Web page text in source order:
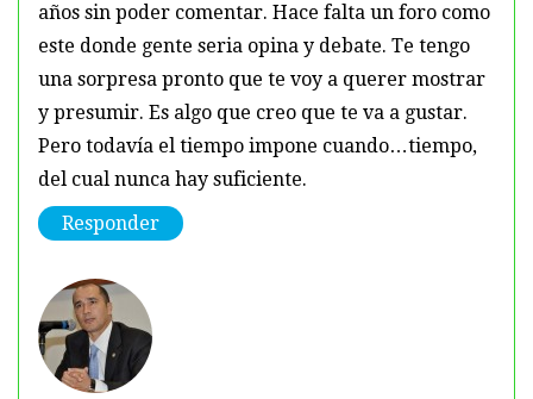
años sin poder comentar. Hace falta un foro como
este donde gente seria opina y debate. Te tengo
una sorpresa pronto que te voy a querer mostrar
y presumir. Es algo que creo que te va a gustar.
Pero todavía el tiempo impone cuando…tiempo,
del cual nunca hay suficiente.
Responder